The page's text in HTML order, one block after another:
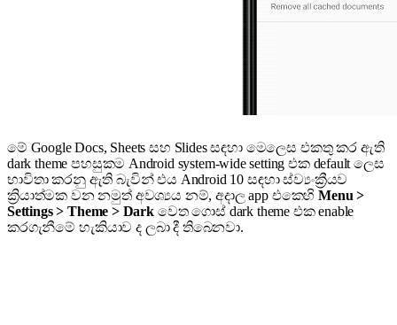
මේ Google Docs, Sheets සහ Slides සඳහා මෙලෙස එකතු කර ඇති
dark theme පහසුකම Android system-wide setting එක default ලෙස
භාවිතා කරනු ඇති බැවින් එය Android 10 සඳහා ස්ව්‍යංක්‍රීයව
ක්‍රියාත්මක වන නමුත් අවශ්‍යය නම්, අදාල app එකෙහිMenu >
Settings > Theme > Dark වෙත ගොස් dark theme එක enable
කරගැනීමේ හැකියාව ද ලබා දී තිබෙනවා.